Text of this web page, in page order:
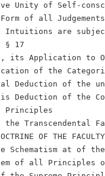
Unity of Self-
of all
Intuitions are
§ 17
its Application to
of the
Deduction of the
Deduction of the
Principles
the Transcendental
OF THE
Schematism at of
of all Principles